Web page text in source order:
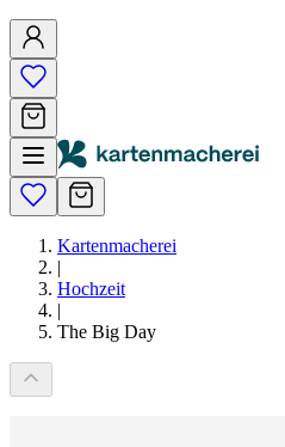
Kartenmacherei
|
Hochzeit
|
The Big Day